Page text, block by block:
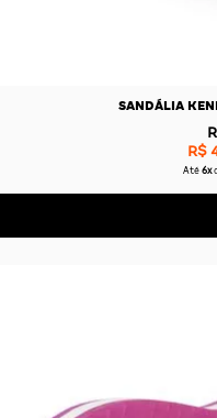
SANDÁLIA
R$
Até 6x